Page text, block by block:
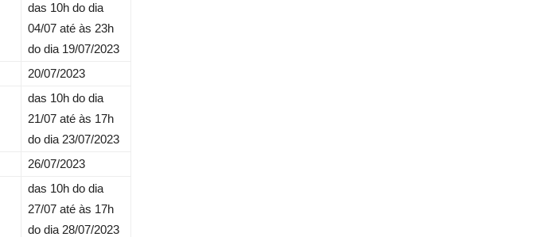
das 10h do dia
04/07 até às 23h
do dia 19/07/2023
20/07/2023
das 10h do dia
21/07 até às 17h
do dia 23/07/2023
26/07/2023
das 10h do dia
27/07 até às 17h
do dia 28/07/2023